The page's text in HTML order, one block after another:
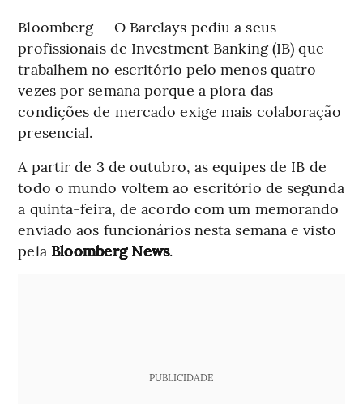
Bloomberg — O Barclays pediu a seus
profissionais de Investment Banking (IB) que
trabalhem no escritório pelo menos quatro
vezes por semana porque a piora das
condições de mercado exige mais colaboração
presencial.
A partir de 3 de outubro, as equipes de IB de
todo o mundo voltem ao escritório de segunda
a quinta-feira, de acordo com um memorando
enviado aos funcionários nesta semana e visto
pela Bloomberg News.
PUBLICIDADE